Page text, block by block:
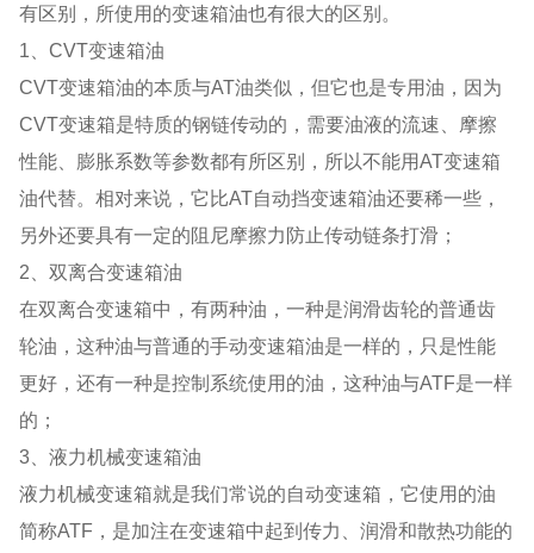
有区别，所使用的变速箱油也有很大的区别。
1、CVT变速箱油
CVT变速箱油的本质与AT油类似，但它也是专用油，因为
CVT变速箱是特质的钢链传动的，需要油液的流速、摩擦
性能、膨胀系数等参数都有所区别，所以不能用AT变速箱
油代替。相对来说，它比AT自动挡变速箱油还要稀一些，
另外还要具有一定的阻尼摩擦力防止传动链条打滑；
2、双离合变速箱油
在双离合变速箱中，有两种油，一种是润滑齿轮的普通齿
轮油，这种油与普通的手动变速箱油是一样的，只是性能
更好，还有一种是控制系统使用的油，这种油与ATF是一样
的；
3、液力机械变速箱油
液力机械变速箱就是我们常说的自动变速箱，它使用的油
简称ATF，是加注在变速箱中起到传力、润滑和散热功能的